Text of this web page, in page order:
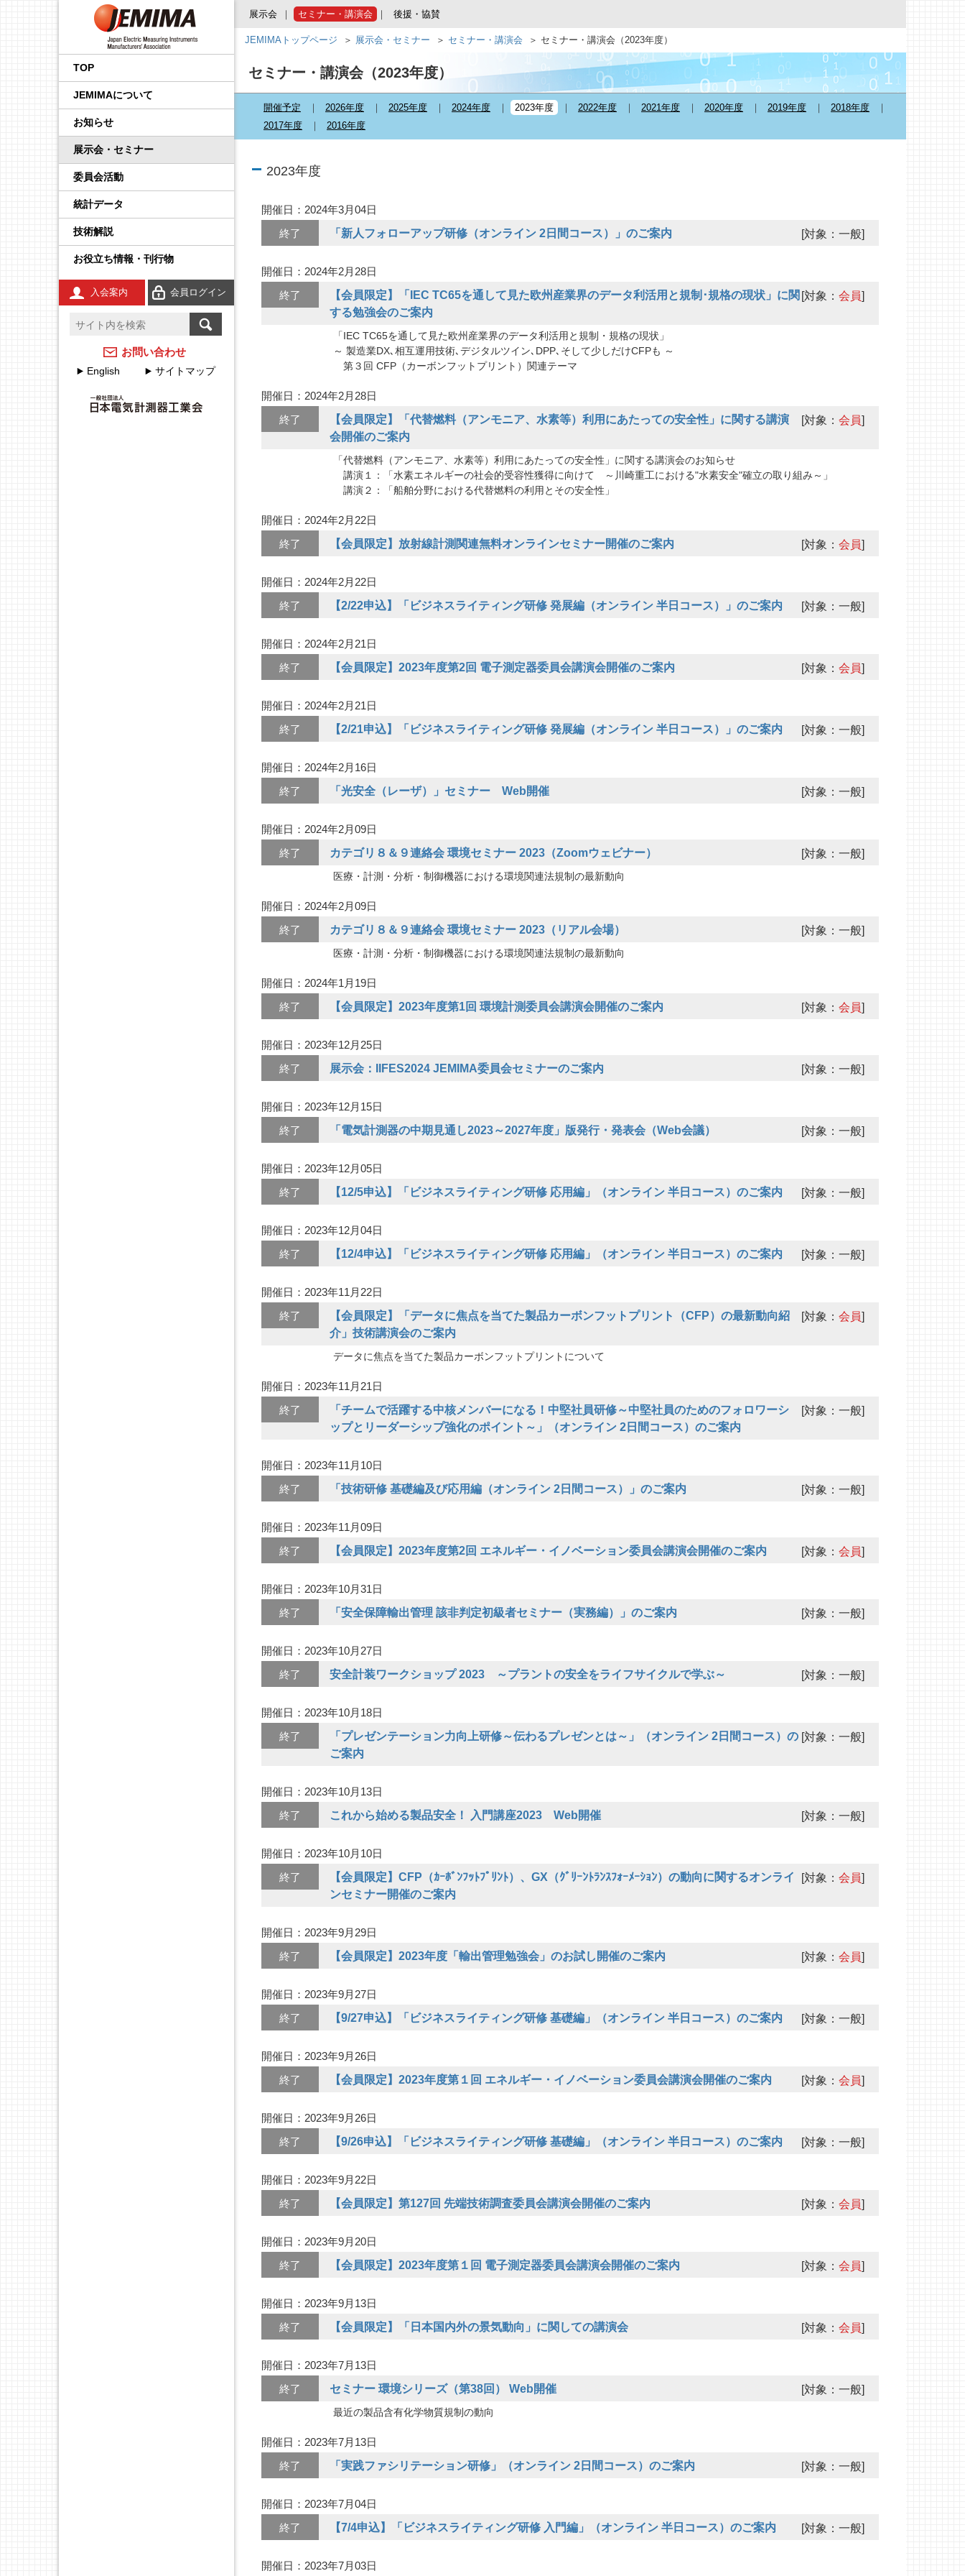
TOP
JEMIMAについて
会長挨拶
事業内容
国内外規制動向調査事業
国際標準化推進事業
技術開発テーマの探索事
広報事業
セミナー事業
会員一覧
品目から探す
役員一覧
定款・財務情報
ト
JEMIMA会報
アクセスマップ
後援・協賛の申請
JEMIMA会報への広告掲
載
JEMIMA主要行事（会員
お知らせ
プレスリリース
JEMIMAより
展示会・セミナー
展示会
セミナー・講演会
委員会活動
企画運営会議
IoT イノベーション推進委
基本機能部会
調査・統計委員会
広報委員会
IIFES推進WG
計測展 OSAKA 実行委員
会
製品安全・EMC委員会
輸出管理委員会
資材調達委員会
環境グリーン委員会
政策課題部会
エネルギー・イノベーシ
先端技術調査委員会
産業計測機器・システム
製品別部会
校正事業委員会
防爆計測委員会
電力量計委員会
電子測定器委員会
温度計測委員会
統計データ
技術解説
プロセス計測制御機器の
FA計測制御機器の技術解
説
電子応用計測ガイド
環境計測器の技術解説
放射線計測ガイド
工業用無線
安全計装システム（SIS）
温度計測のFAQ
お役立ち情報・刊行物
学生の皆さんへ
コンシェルジュ
JEMIMAのSDGsビジョン
刊行物
工業会規格
調査報告書
JCSSコーナー
JCSS（トレーサビリティ
JCSS（ISO/IEC 17025認
定）
よくある質問
登録事業者検索
JCSSに関する刊行物
JCSSリンク
JCSS連絡会のご案内
計測器メーカーのJCSS校
JEMIMAのJCSSの取組
JEMIMA JCSS校正サービ
IEC規格ドラフトの審議情
IEC概要
IEC TC一覧／IEC用語
動
入会案内
会員ログイン
お問い合わせ
English サイトマップ
展示会 セミナー・講演会 後援・協賛
JEMIMAトップページ 展示会・セミナー セミナー・講演会 セミナー・講演会（2023年度）
セミナー・講演会（2023年度）
開催予定 2026年度 2025年度 2024年度 2023年度 2022年度 2021年度 2020年度 2019年度
2018年度
2017年度
2016年度
2023年度
開催日：2024年3月04日
終了
「新人フォローアップ研修（オンライン 2日間コース）」のご案内 [対象：一般]
開催日：2024年2月28日
終了
【会員限定】「IEC TC65を通して見た欧州産業界のデータ利活用と規制･規格の現状」に関
する勉強会のご案内
[対象： 会員]
「IEC TC65を通して見た欧州産業界のデータ利活用と規制・規格の現状」
～ 製造業DX､相互運用技術､デジタルツイン､DPP､そして少しだけCFPも ～
第３回 CFP（カーボンフットプリント）関連テーマ
開催日：2024年2月28日
終了
【会員限定】「代替燃料（アンモニア、水素等）利用にあたっての安全性」に関する講演
会開催のご案内
[対象： 会員]
「代替燃料（アンモニア、水素等）利用にあたっての安全性」に関する講演会のお知らせ
講演１：「水素エネルギーの社会的受容性獲得に向けて ～川崎重工における"水素安全"確立の取り組み～」
講演２：「船舶分野における代替燃料の利用とその安全性」
開催日：2024年2月22日
終了
【会員限定】放射線計測関連無料オンラインセミナー開催のご案内 [対象： 会員]
開催日：2024年2月22日
終了
【2/22申込】「ビジネスライティング研修 発展編（オンライン 半日コース）」のご案内 [対象：一般]
開催日：2024年2月21日
終了
【会員限定】2023年度第2回 電子測定器委員会講演会開催のご案内 [対象： 会員]
開催日：2024年2月21日
終了
【2/21申込】「ビジネスライティング研修 発展編（オンライン 半日コース）」のご案内 [対象：一般]
開催日：2024年2月16日
終了
「光安全（レーザ）」セミナー Web開催 [対象：一般]
開催日：2024年2月09日
終了
カテゴリ８＆９連絡会 環境セミナー 2023（Zoomウェビナー） [対象：一般]
医療・計測・分析・制御機器における環境関連法規制の最新動向
開催日：2024年2月09日
終了
カテゴリ８＆９連絡会 環境セミナー 2023（リアル会場） [対象：一般]
医療・計測・分析・制御機器における環境関連法規制の最新動向
開催日：2024年1月19日
終了
【会員限定】2023年度第1回 環境計測委員会講演会開催のご案内 [対象： 会員]
開催日：2023年12月25日
終了
展示会：IIFES2024 JEMIMA委員会セミナーのご案内 [対象：一般]
開催日：2023年12月15日
終了
「電気計測器の中期見通し2023～2027年度」版発行・発表会（Web会議） [対象：一般]
開催日：2023年12月05日
終了
【12/5申込】「ビジネスライティング研修 応用編」（オンライン 半日コース）のご案内 [対象：一般]
開催日：2023年12月04日
終了
【12/4申込】「ビジネスライティング研修 応用編」（オンライン 半日コース）のご案内 [対象：一般]
開催日：2023年11月22日
終了
【会員限定】「データに焦点を当てた製品カーボンフットプリント（CFP）の最新動向紹
介」技術講演会のご案内
[対象： 会員]
データに焦点を当てた製品カーボンフットプリントについて
開催日：2023年11月21日
終了
「チームで活躍する中核メンバーになる！中堅社員研修～中堅社員のためのフォロワーシ
ップとリーダーシップ強化のポイント～」（オンライン 2日間コース）のご案内
[対象：一般]
開催日：2023年11月10日
終了
「技術研修 基礎編及び応用編（オンライン 2日間コース）」のご案内 [対象：一般]
開催日：2023年11月09日
終了
【会員限定】2023年度第2回 エネルギー・イノベーション委員会講演会開催のご案内 [対象： 会員]
開催日：2023年10月31日
終了
「安全保障輸出管理 該非判定初級者セミナー（実務編）」のご案内 [対象：一般]
開催日：2023年10月27日
終了
安全計装ワークショップ 2023 ～プラントの安全をライフサイクルで学ぶ～ [対象：一般]
開催日：2023年10月18日
終了
「プレゼンテーション力向上研修～伝わるプレゼンとは～」（オンライン 2日間コース）の
ご案内
[対象：一般]
開催日：2023年10月13日
終了
これから始める製品安全！ 入門講座2023 Web開催 [対象：一般]
開催日：2023年10月10日
終了
【会員限定】CFP（ｶｰﾎﾞﾝﾌｯﾄﾌﾟﾘﾝﾄ）、GX（ｸﾞﾘｰﾝﾄﾗﾝｽﾌｫｰﾒｰｼｮﾝ）の動向に関するオンライ
ンセミナー開催のご案内
[対象： 会員]
開催日：2023年9月29日
終了
【会員限定】2023年度「輸出管理勉強会」のお試し開催のご案内 [対象： 会員]
開催日：2023年9月27日
終了
【9/27申込】「ビジネスライティング研修 基礎編」（オンライン 半日コース）のご案内 [対象：一般]
開催日：2023年9月26日
終了
【会員限定】2023年度第１回 エネルギー・イノベーション委員会講演会開催のご案内 [対象： 会員]
開催日：2023年9月26日
終了
【9/26申込】「ビジネスライティング研修 基礎編」（オンライン 半日コース）のご案内 [対象：一般]
開催日：2023年9月22日
終了
【会員限定】第127回 先端技術調査委員会講演会開催のご案内 [対象： 会員]
開催日：2023年9月20日
終了
【会員限定】2023年度第１回 電子測定器委員会講演会開催のご案内 [対象： 会員]
開催日：2023年9月13日
終了
【会員限定】「日本国内外の景気動向」に関しての講演会 [対象： 会員]
開催日：2023年7月13日
終了
セミナー 環境シリーズ（第38回） Web開催 [対象：一般]
最近の製品含有化学物質規制の動向
開催日：2023年7月13日
終了
「実践ファシリテーション研修」（オンライン 2日間コース）のご案内 [対象：一般]
開催日：2023年7月04日
終了
【7/4申込】「ビジネスライティング研修 入門編」（オンライン 半日コース）のご案内 [対象：一般]
開催日：2023年7月03日